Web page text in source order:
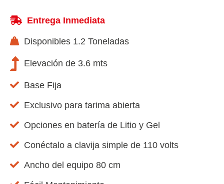
Entrega Inmediata
Disponibles 1.2 Toneladas
Elevación de 3.6 mts
Base Fija
Exclusivo para tarima abierta
Opciones en batería de Litio y Gel
Conéctalo a clavija simple de 110 volts
Ancho del equipo 80 cm